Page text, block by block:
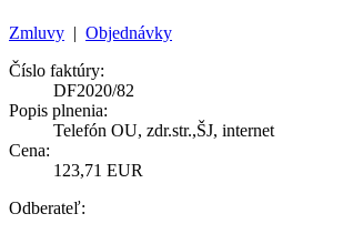
Zmluvy | Objednávky
Číslo faktúry:
DF2020/82
Popis plnenia:
Telefón OU, zdr.str.,ŠJ, internet
Cena:
123,71 EUR
Odberateľ: